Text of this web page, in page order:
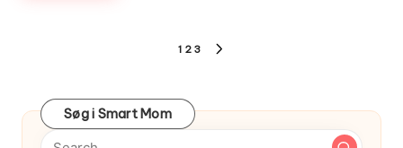
Indlægsinddeling
1 2 3
Søg i Smart Mom